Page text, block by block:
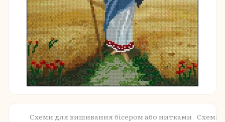
Схеми для вишивання бісером або нитками Схеми